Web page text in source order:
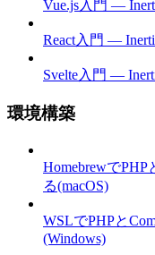
Vue.js入門 —
React入門 —
Svelte入門 —
環境構築
HomebrewでPHP
る(macOS)
WSLでPHPと
(Windows)